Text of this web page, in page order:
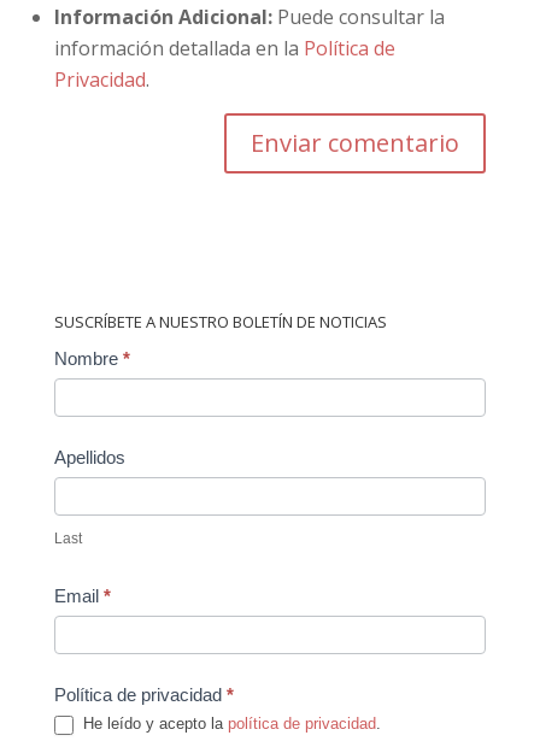
Información Adicional:Puede consultar la
información detallada en la Política de
Privacidad.
SUSCRÍBETE A NUESTRO BOLETÍN DE NOTICIAS
Contact
Nombre *
Apellidos
Last
Email *
Política de privacidad *
He leído y acepto la política de privacidad